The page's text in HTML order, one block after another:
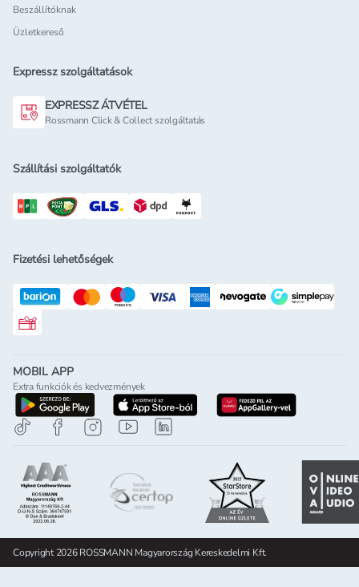
Beszállítóknak
Üzletkereső
Expressz szolgáltatások
EXPRESSZ ÁTVÉTEL
Rossmann Click & Collect szolgáltatás
Szállítási szolgáltatók
Fizetési lehetőségek
Rossmann ajándékkártya
MOBIL APP
Extra funkciók és kedvezmények
letöltés a google-play-rölletöltés az app-store-ból
letöltés
Copyright 2026 ROSSMANN Magyarország Kereskedelmi Kft.